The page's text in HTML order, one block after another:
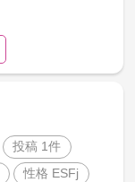
投稿 1件
性格 ESFj